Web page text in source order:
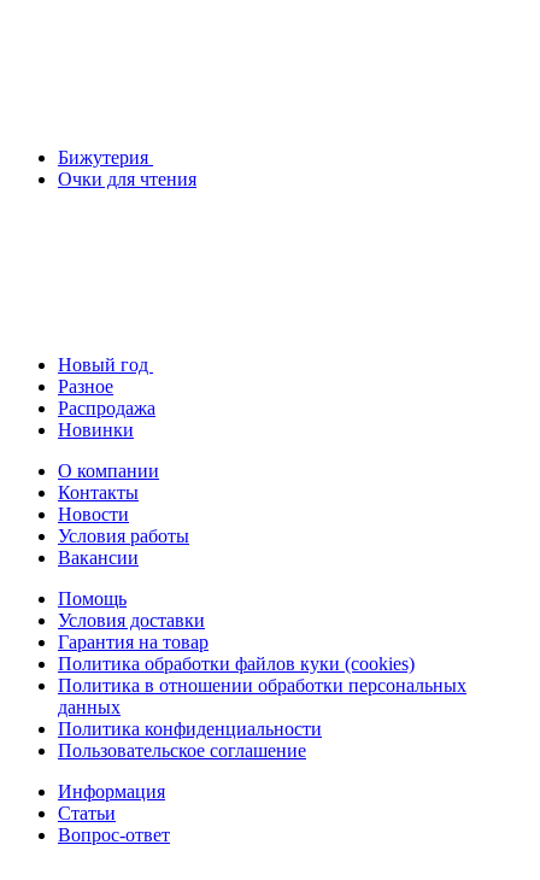
Бижутерия
Очки для чтения
Новый год
Разное
Распродажа
Новинки
О компании
Контакты
Новости
Условия работы
Вакансии
Помощь
Условия доставки
Гарантия на товар
Политика обработки файлов куки (cookies)
Политика в отношении обработки персональных
данных
Политика конфиденциальности
Пользовательское соглашение
Информация
Статьи
Вопрос-ответ